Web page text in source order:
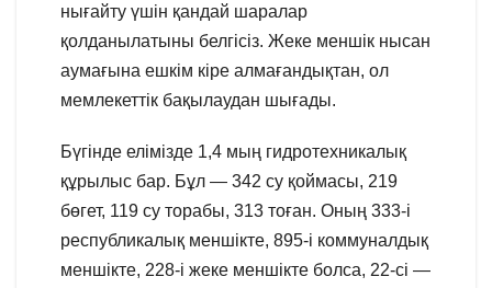
нығайту үшін қандай шаралар
қолданылатыны белгісіз. Жеке меншік нысан
аумағына ешкім кіре алмағандықтан, ол
мемлекеттік бақылаудан шығады.
Бүгінде елімізде 1,4 мың гидротехникалық
құрылыс бар. Бұл — 342 су қоймасы, 219
бөгет, 119 су торабы, 313 тоған. Оның 333-і
республикалық меншікте, 895-і коммуналдық
меншікте, 228-і жеке меншікте болса, 22-сі —